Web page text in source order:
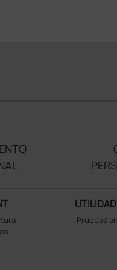
UTILIDAD
Pruebas